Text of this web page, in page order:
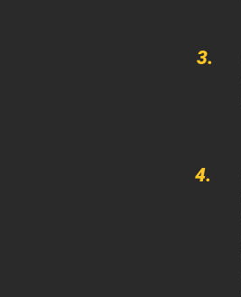
3.
4.